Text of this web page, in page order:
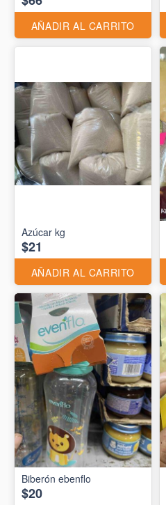
AÑADIR AL CARRITO
Azúcar kg
$21
AÑADIR AL CARRITO
Biberón ebenflo
$20